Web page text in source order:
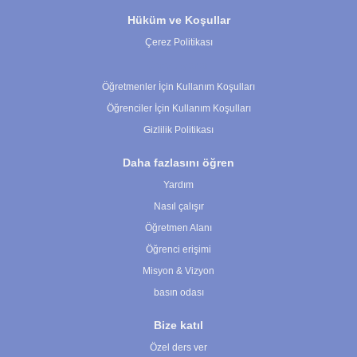
Hüküm ve Koşullar
Çerez Politikası
Öğretmenler İçin Kullanım Koşulları
Öğrenciler İçin Kullanım Koşulları
Gizlilik Politikası
Daha fazlasını öğren
Yardım
Nasıl çalışır
Öğretmen Alanı
Öğrenci erişimi
Misyon & Vizyon
basın odası
Bize katıl
Özel ders ver